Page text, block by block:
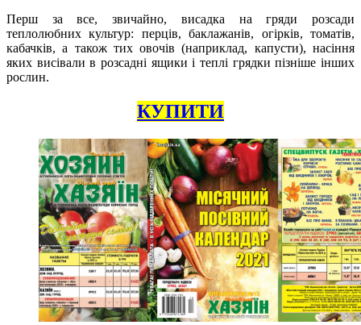
Перш за все, звичайно, висадка на гряди розсади
теплолюбних культур: перців, баклажанів, огірків, томатів,
кабачків, а також тих овочів (наприклад, капусти), насіння
яких висівали в розсадні ящики і теплі грядки пізніше інших
рослин.
КУПИТИ